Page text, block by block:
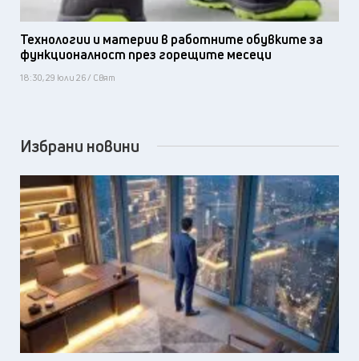
Технологии и материи в работните обувките за
функционалност през горещите месеци
18:30, 29 юли 26 / Свят
Избрани новини